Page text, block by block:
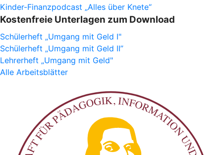
Kinder-Finanzpodcast „Alles über Knete“
Kostenfreie Unterlagen zum Download
Schülerheft „Umgang mit Geld I"
Schülerheft „Umgang mit Geld II”
Lehrerheft „Umgang mit Geld"
Alle Arbeitsblätter